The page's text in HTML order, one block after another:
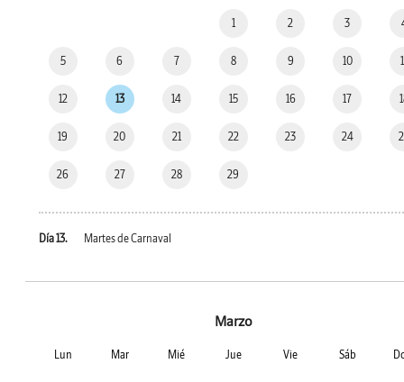
1 2 3
5 6 7 8 9 10
12 13 14 15 16 17
19 20 21 22 23 24
26 27 28 29
Día 13. Martes de Carnaval
Marzo
Lun Mar Mié Jue Vie Sáb